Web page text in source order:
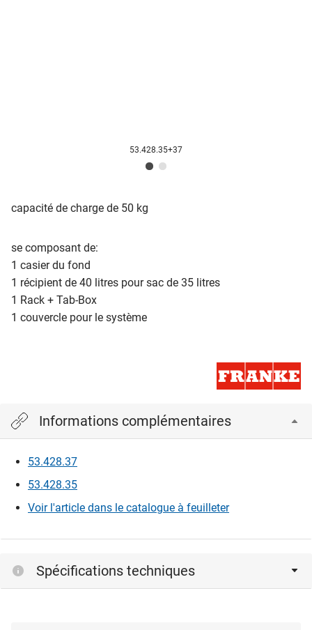
53.428.35+37
capacité de charge de 50 kg
se composant de:
1 casier du fond
1 récipient de 40 litres pour sac de 35 litres
1 Rack + Tab-Box
1 couvercle pour le système
Informations complémentaires
53.428.37
53.428.35
Voir l'article dans le catalogue à feuilleter
Spécifications techniques